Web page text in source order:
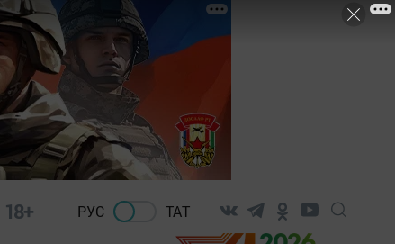
18+ РУС ТАТ